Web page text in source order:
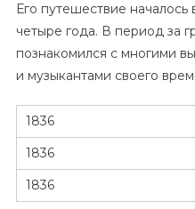
Его путешествие
четыре года. В период за
познакомился с многими
и музыкантами своего
1836
1836
1836